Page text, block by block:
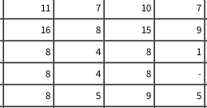
11 7 10 7
16 8 15 9
8 4 8 1
8 4 8 -
8 5 9 5